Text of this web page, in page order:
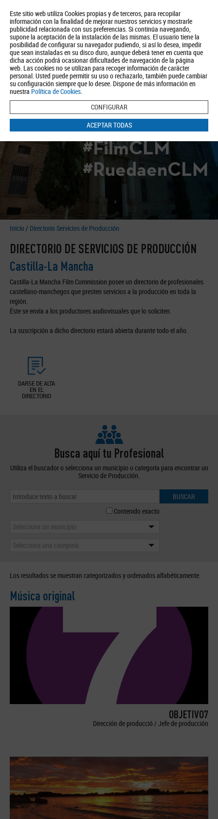
Este sitio web utiliza Cookies propias y de terceros, para recopilar
información con la finalidad de mejorar nuestros servicios y mostrarle
publicidad relacionada con sus preferencias. Si continúa navegando,
supone la aceptación de la instalación de las mismas. El usuario tiene la
posibilidad de configurar su navegador pudiendo, si así lo desea, impedir
que sean instaladas en su disco duro, aunque deberá tener en cuenta que
dicha acción podrá ocasionar dificultades de navegación de la página
web. Las cookies no se utilizan para recoger información de carácter
personal. Usted puede permitir su uso o rechazarlo, también puede cambiar
su configuración siempre que lo desee. Dispone de más información en
nuestra Política de Cookies.
CONFIGURAR
ACEPTAR TODAS
Quiénes somos Turismo Política de Privacidad Aviso Legal
Política de Cookies
BUSCAR
#FilmCLM
#RuedaenCLM
Inicio / Directorio Servicios de Producción
DIRECTORIO DE SERVICIOS DE PRODUCCIÓN
Castilla-La Mancha
Castilla-La Mancha Film Commission posee un directorio de profesionales
castellano-manchegos que presten servicios a la producción en toda la
región.
Éste se envía a los productores audiovisuales que lo soliciten.
La suscripción a dicho directorio estará abierta durante todo el año.
DARSE DE ALTA
EN EL
DIRECTORIO
Busca aquí tu Profesional
Utiliza el buscador o selecciona un municipio o categoría para encontrar un
Servicio de Producción.
BUSCAR
Contenido exacto
Selecciona un municipio
Selecciona una categoría
Los resultados se muestran categorizados y ordenados alfabéticamente.
Música original
OBJETIVO7
Dirección de producció / Jefe de producción